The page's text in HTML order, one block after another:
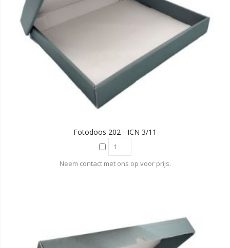
Fotodoos 202 - ICN 3/11
Neem contact met ons op voor prijs.